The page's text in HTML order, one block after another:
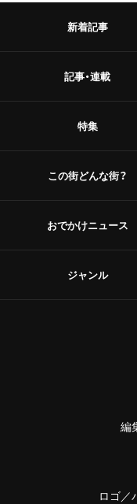
新着記事
記事・連載
特集
この街どんな街？
おでかけニュース
ジャンル
編
ロゴ／